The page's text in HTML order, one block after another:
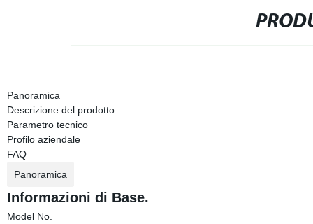
Panoramica
Descrizione del prodotto
Parametro tecnico
Profilo aziendale
FAQ
Panoramica
Informazioni di Base.
Model No.